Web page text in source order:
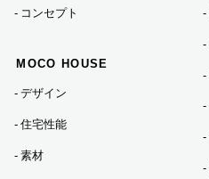
2022年08月 (1)
2022年07月 (10)
コンセプト
MOCO HOUSE
デザイン
住宅性能
素材